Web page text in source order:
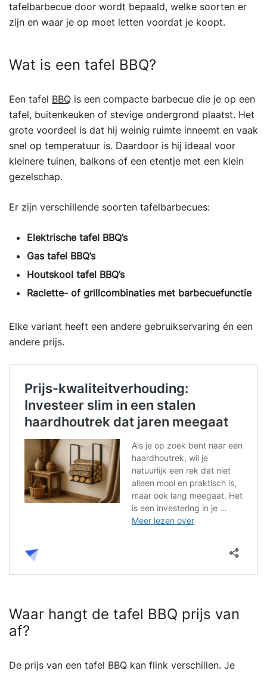
tafelbarbecue door wordt bepaald, welke soorten er
zijn en waar je op moet letten voordat je koopt.
Wat is een tafel BBQ?
Een tafel BBQ is een compacte barbecue die je op een
tafel, buitenkeuken of stevige ondergrond plaatst. Het
grote voordeel is dat hij weinig ruimte inneemt en vaak
snel op temperatuur is. Daardoor is hij ideaal voor
kleinere tuinen, balkons of een etentje met een klein
gezelschap.
Er zijn verschillende soorten tafelbarbecues:
Elektrische tafel BBQ’s
Gas tafel BBQ’s
Houtskool tafel BBQ’s
Raclette- of grillcombinaties met barbecuefunctie
Elke variant heeft een andere gebruikservaring én een
andere prijs.
Waar hangt de tafel BBQ prijs van
af?
De prijs van een tafel BBQ kan flink verschillen. Je